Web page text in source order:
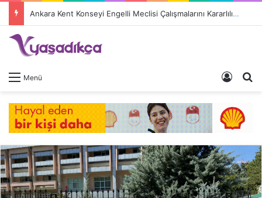
Ankara Kent Konseyi Engelli Meclisi Çalışmalarını Kararlılıkla Sürdürüyor
Menü Giriş